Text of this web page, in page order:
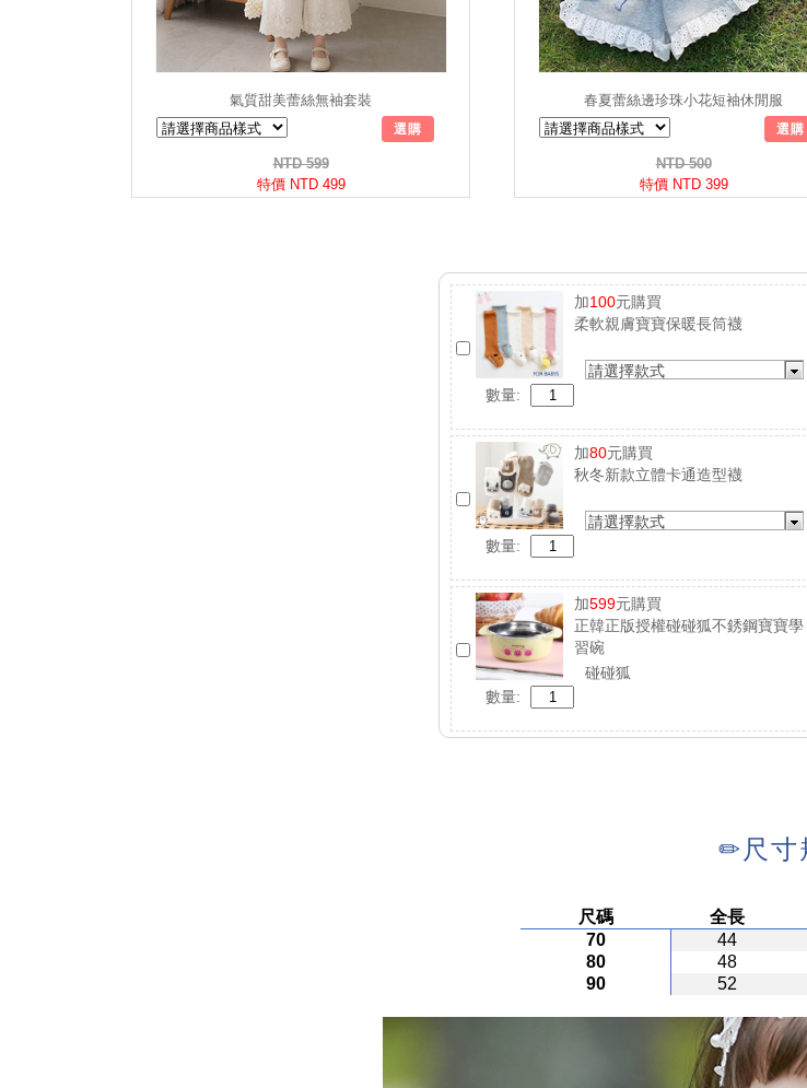
加100元購買
柔軟親膚寶寶保暖長筒襪
請選擇款式
數量:
加80元購買
秋冬新款立體卡通造型襪
請選擇款式
數量:
加599元購買
正韓正版授權碰碰狐不銹鋼寶寶學
習碗
碰碰狐
數量: